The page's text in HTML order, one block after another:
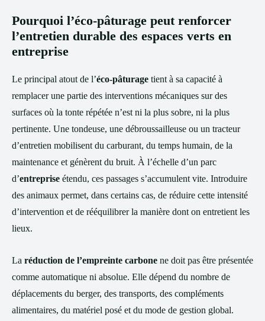
Pourquoi l’éco-pâturage peut renforcer
l’entretien durable des espaces verts en
entreprise
Le principal atout de l’éco-pâturage tient à sa capacité à
remplacer une partie des interventions mécaniques sur des
surfaces où la tonte répétée n’est ni la plus sobre, ni la plus
pertinente. Une tondeuse, une débroussailleuse ou un tracteur
d’entretien mobilisent du carburant, du temps humain, de la
maintenance et génèrent du bruit. À l’échelle d’un parc
d’entreprise étendu, ces passages s’accumulent vite. Introduire
des animaux permet, dans certains cas, de réduire cette intensité
d’intervention et de rééquilibrer la manière dont on entretient les
lieux.
La réduction de l’empreinte carbone ne doit pas être présentée
comme automatique ni absolue. Elle dépend du nombre de
déplacements du berger, des transports, des compléments
alimentaires, du matériel posé et du mode de gestion global.